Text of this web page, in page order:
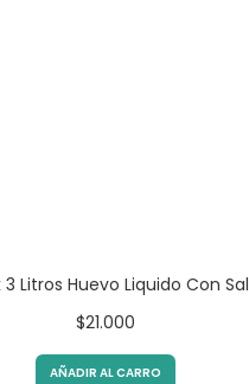
3 Litros Huevo Liquido Con Sal
$21.000
AÑADIR AL CARRO